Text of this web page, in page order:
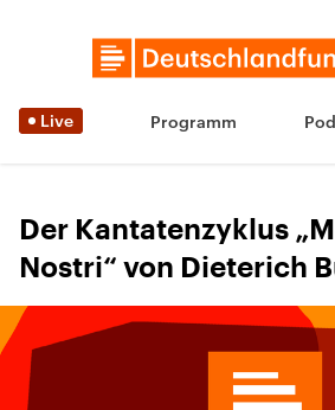
Live Programm
Der Kantatenzyklus
Nostri“ von Dieterich